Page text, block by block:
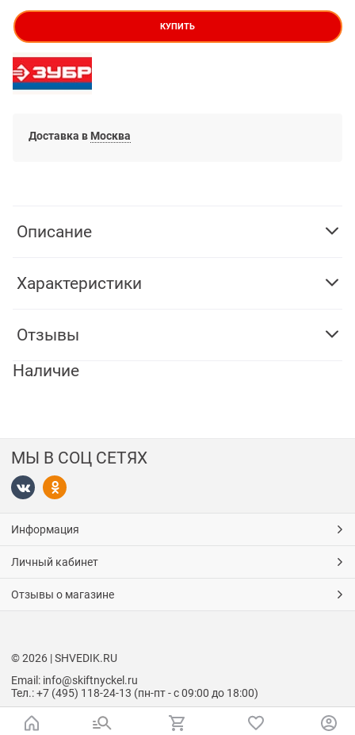
КУПИТЬ
Доставка в Москва
Описание
Характеристики
Отзывы
Наличие
МЫ В СОЦ СЕТЯХ
Информация
Личный кабинет
Отзывы о магазине
© 2026 | SHVEDIK.RU
Email: info@skiftnyckel.ru
Тел.: +7 (495) 118-24-13 (пн-пт - с 09:00 до 18:00)